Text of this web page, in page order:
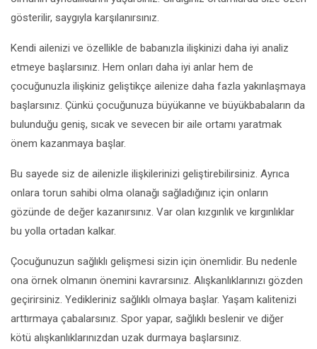
gösterilir, saygıyla karşılanırsınız.
Kendi ailenizi ve özellikle de babanızla ilişkinizi daha iyi analiz
etmeye başlarsınız. Hem onları daha iyi anlar hem de
çocuğunuzla ilişkiniz geliştikçe ailenize daha fazla yakınlaşmaya
başlarsınız. Çünkü çocuğunuza büyükanne ve büyükbabaların da
bulunduğu geniş, sıcak ve sevecen bir aile ortamı yaratmak
önem kazanmaya başlar.
Bu sayede siz de ailenizle ilişkilerinizi geliştirebilirsiniz. Ayrıca
onlara torun sahibi olma olanağı sağladığınız için onların
gözünde de değer kazanırsınız. Var olan kızgınlık ve kırgınlıklar
bu yolla ortadan kalkar.
Çocuğunuzun sağlıklı gelişmesi sizin için önemlidir. Bu nedenle
ona örnek olmanın önemini kavrarsınız. Alışkanlıklarınızı gözden
geçirirsiniz. Yedikleriniz sağlıklı olmaya başlar. Yaşam kalitenizi
arttırmaya çabalarsınız. Spor yapar, sağlıklı beslenir ve diğer
kötü alışkanlıklarınızdan uzak durmaya başlarsınız.